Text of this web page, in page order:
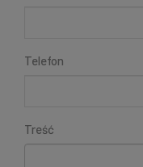
Telefon
Treść